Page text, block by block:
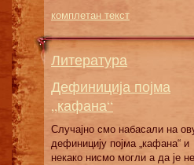
комплетан текст
Литература
Дефиниција појма
„кафана“
Случајно смо набасали на
дефиницију појма „кафана“ и
некако нисмо могли а да је не